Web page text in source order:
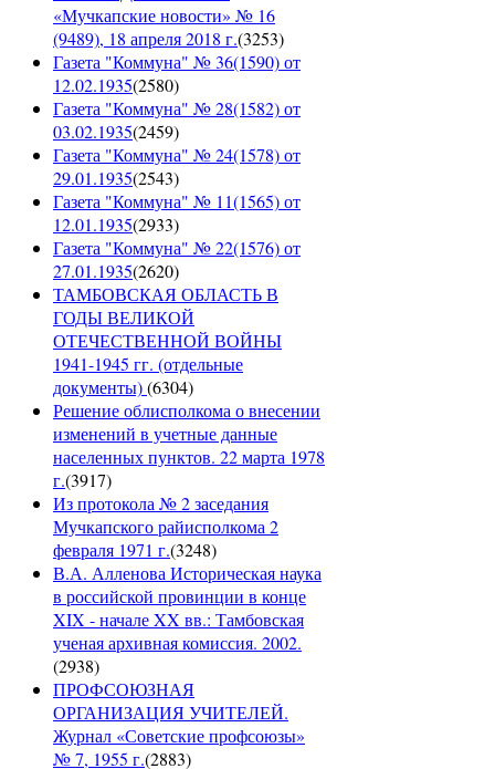
«Мучкапские новости» № 16
(9489), 18 апреля 2018 г.(3253)
Газета "Коммуна" № 36(1590) от
12.02.1935(2580)
Газета "Коммуна" № 28(1582) от
03.02.1935(2459)
Газета "Коммуна" № 24(1578) от
29.01.1935(2543)
Газета "Коммуна" № 11(1565) от
12.01.1935(2933)
Газета "Коммуна" № 22(1576) от
27.01.1935(2620)
ТАМБОВСКАЯ ОБЛАСТЬ В
ГОДЫ ВЕЛИКОЙ
ОТЕЧЕСТВЕННОЙ ВОЙНЫ
1941-1945 гг. (отдельные
документы)(6304)
Решение облисполкома о внесении
изменений в учетные данные
населенных пунктов. 22 марта 1978
г.(3917)
Из протокола № 2 заседания
Мучкапского райисполкома 2
февраля 1971 г.(3248)
В.А. Алленова Историческая наука
в российской провинции в конце
XIX - начале XX вв.: Тамбовская
ученая архивная комиссия. 2002.
(2938)
ПРОФСОЮЗНАЯ
ОРГАНИЗАЦИЯ УЧИТЕЛЕЙ.
Журнал «Советские профсоюзы»
№ 7, 1955 г.(2883)